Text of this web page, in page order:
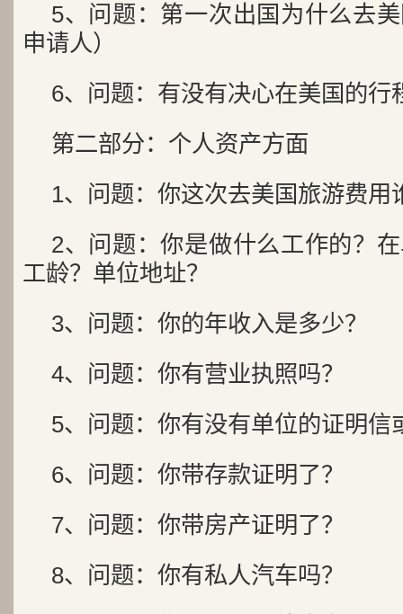
5、问题：第一次出国为什么去
申请人）
6、问题：有没有决心在美国的行
第二部分：个人资产方面
1、问题：你这次去美国旅游费用
2、问题：你是做什么工作的？
工龄？单位地址？
3、问题：你的年收入是多少？
4、问题：你有营业执照吗？
5、问题：你有没有单位的证明信
6、问题：你带存款证明了？
7、问题：你带房产证明了？
8、问题：你有私人汽车吗？